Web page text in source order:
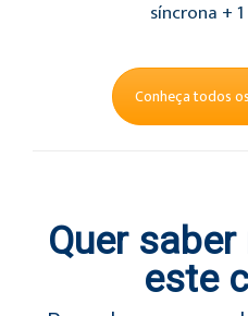
síncrona +
Conheça todos
Quer
este